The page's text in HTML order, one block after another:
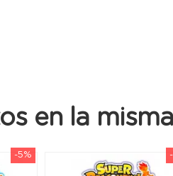
en la
-5%